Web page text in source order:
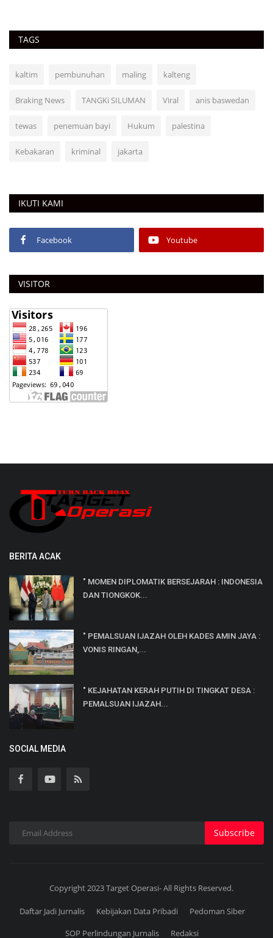
TAGS
kaltim pembunuhan maling kalteng
Braking News TANGKi SILUMAN Viral anis baswedan
tewas penemuan bayi Hukum palestina
Kebakaran kriminal jakarta
IKUTI KAMI
Facebook Youtube
VISITOR
BERITA ACAK
" MOMEN DIPLOMATIK BERSEJARAH : INDONESIA
DAN TIONGKOK...
" PEMALSUAN IJAZAH OLEH KADES AMIN JAYA :
VONIS RINGAN,...
" KEJAHATAN KERAH PUTIH DI TINGKAT DESA :
PEMALSUAN IJAZAH...
SOCIAL MEDIA
Subscribe
Copyright 2023 Target Operasi- All Rights Reserved.
Daftar Jadi Jurnalis Kebijakan Data Pribadi
Pedoman Siber
SOP Perlindungan Jurnalis
Redaksi